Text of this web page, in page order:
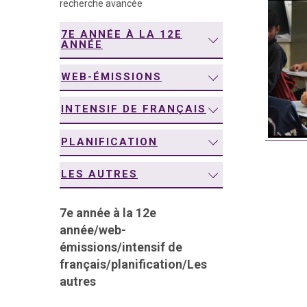
recherche avancée
7E ANNÉE À LA 12E
ANNÉE
WEB-ÉMISSIONS
INTENSIF DE FRANÇAIS
PLANIFICATION
LES AUTRES
7e année à la 12e
année/web-
émissions/intensif de
français/planification/Les
autres